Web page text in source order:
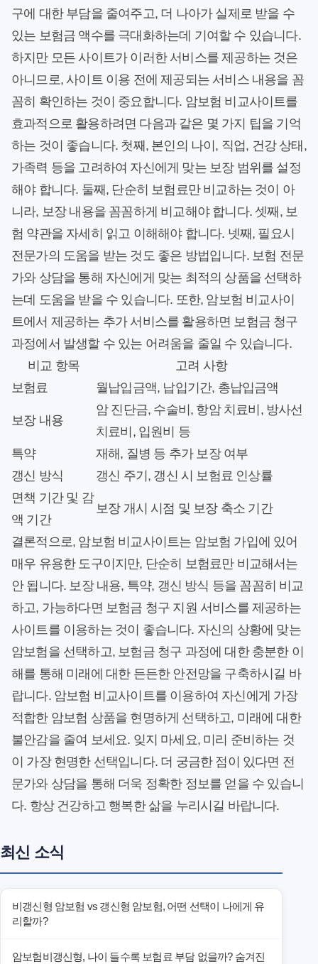
구에 대한 부담을 줄여주고, 더 나아가 실제로 받을 수
있는 보험금 액수를 극대화하는데 기여할 수 있습니다.
하지만 모든 사이트가 이러한 서비스를 제공하는 것은
아니므로, 사이트 이용 전에 제공되는 서비스 내용을 꼼
꼼히 확인하는 것이 중요합니다. 암보험 비교사이트를
효과적으로 활용하려면 다음과 같은 몇 가지 팁을 기억
하는 것이 좋습니다. 첫째, 본인의 나이, 직업, 건강 상태,
가족력 등을 고려하여 자신에게 맞는 보장 범위를 설정
해야 합니다. 둘째, 단순히 보험료만 비교하는 것이 아
니라, 보장 내용을 꼼꼼하게 비교해야 합니다. 셋째, 보
험 약관을 자세히 읽고 이해해야 합니다. 넷째, 필요시
전문가의 도움을 받는 것도 좋은 방법입니다. 보험 전문
가와 상담을 통해 자신에게 맞는 최적의 상품을 선택하
는데 도움을 받을 수 있습니다. 또한, 암보험 비교사이
트에서 제공하는 추가 서비스를 활용하면 보험금 청구
과정에서 발생할 수 있는 어려움을 줄일 수 있습니다.
비교 항목
고려 사항
보험료
월납입금액, 납입기간, 총납입금액
보장 내용
암 진단금, 수술비, 항암 치료비, 방사선
치료비, 입원비 등
특약
재해, 질병 등 추가 보장 여부
갱신 방식
갱신 주기, 갱신 시 보험료 인상률
면책 기간 및 감
액 기간
보장 개시 시점 및 보장 축소 기간
결론적으로, 암보험 비교사이트는 암보험 가입에 있어
매우 유용한 도구이지만, 단순히 보험료만 비교해서는
안 됩니다. 보장 내용, 특약, 갱신 방식 등을 꼼꼼히 비교
하고, 가능하다면 보험금 청구 지원 서비스를 제공하는
사이트를 이용하는 것이 좋습니다. 자신의 상황에 맞는
암보험을 선택하고, 보험금 청구 과정에 대한 충분한 이
해를 통해 미래에 대한 든든한 안전망을 구축하시길 바
랍니다. 암보험 비교사이트를 이용하여 자신에게 가장
적합한 암보험 상품을 현명하게 선택하고, 미래에 대한
불안감을 줄여 보세요. 잊지 마세요, 미리 준비하는 것
이 가장 현명한 선택입니다. 더 궁금한 점이 있다면 전
문가와 상담을 통해 더욱 정확한 정보를 얻을 수 있습니
다. 항상 건강하고 행복한 삶을 누리시길 바랍니다.
최신 소식
비갱신형 암보험 vs 갱신형 암보험, 어떤 선택이 나에게 유
리할까?
암보험비갱신형, 나이 들수록 보험료 부담 없을까? 숨겨진